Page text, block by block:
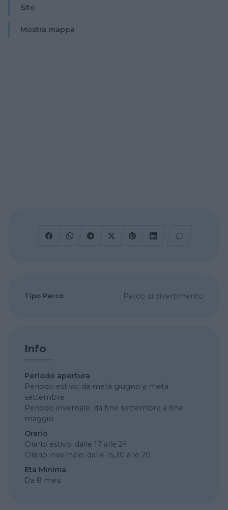
Sito
Mostra mappa
Tipo Parco Parco di divertimento
Info
Periodo apertura
Periodo estivo: da metà giugno a metà
settembre
Periodo invernale: da fine settembre a fine
maggio
Orario
Orario estivo: dalle 17 alle 24
Orario invernale: dalle 15,30 alle 20
Eta Minima
Da 8 mesi